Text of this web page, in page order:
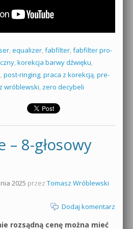
, equalizer, fabfilter, fabfilter pro-
, korekcja barwy dźwięku,
, post-ringing, praca z korekcją, pre-
wróblewski, zero decybeli
– 8-głosowy
2025 przez Tomasz Wróblewski
Dodaj komentarz
rozsądną cenę można mieć